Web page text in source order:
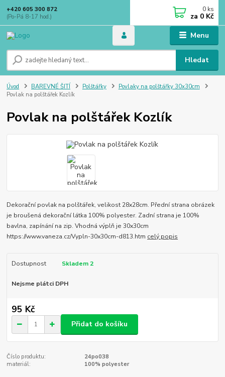
Menu
Hledat
+420 605 300 872
(Po-Pá 8-17 hod.)
0 ks
za 0 Kč
Úvod BAREVNÉ ŠITÍ Polštářky
Povlaky na polštářky 30x30cm
Povlak na polštářek Kozlík
Povlak na polštářek Kozlík
Dekorační povlak na polštářek, velikost 28x28cm. Přední strana obrázek
je broušená dekorační látka 100% polyester. Zadní strana je 100%
bavlna, zapínání na zip. Vhodná výplň je 30x30cm
https://www.vaneza.cz/Vypln-30x30cm-d813.htm celý popis
Dostupnost Skladem 2
Nejsme plátci DPH
95 Kč
Přidat do košíku
Číslo produktu:
24po038
materiál:
100% polyester